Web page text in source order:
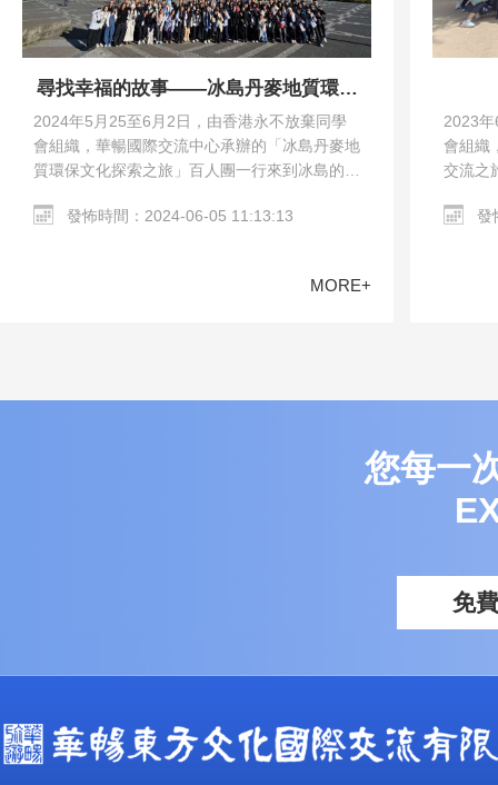
尋找幸福的故事——冰島丹麥地質環保
文化探索之旅
2024年5月25至6月2日，由香港永不放棄同學
會組織，華暢國際交流中心承辦的「冰島丹麥地
質環保文化探索之旅」百人團一行來到冰島的雷
哈根市區、Harpa…
發怖時間：2024-06-05 11:13:13
MORE+
2023
會組織
交流之
教堂發
您每一
免